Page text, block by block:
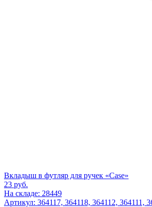
Вкладыш в футляр для ручек «Case»
23 руб.
На складе: 28449
Артикул: 364117, 364118, 364112, 364111,